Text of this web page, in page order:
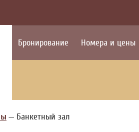
Бронирование Номера и цены
— Банкетный зал